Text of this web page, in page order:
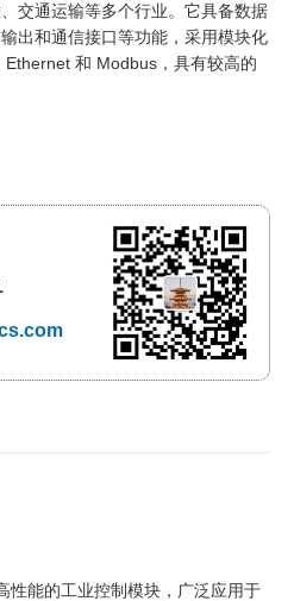
交通运输等多个行业。它具备数据
出和通信接口等功能，采用模块化
和 Modbus，具有较高的
性能的工业控制模块，广泛应用于